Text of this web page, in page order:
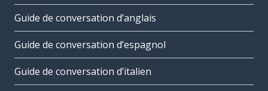
Guide de conversation d’anglais
Guide de conversation d’espagnol
Guide de conversation d’italien